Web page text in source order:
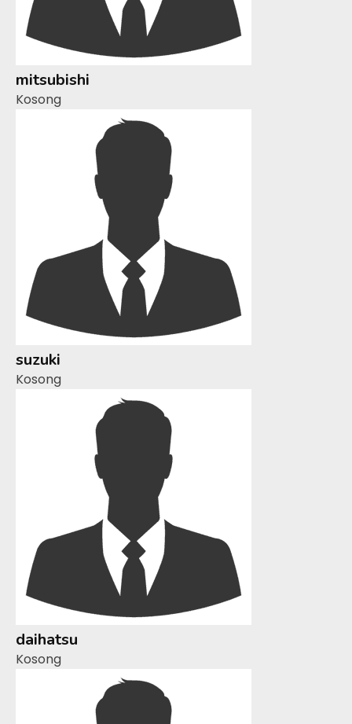
mitsubishi
Kosong
suzuki
Kosong
daihatsu
Kosong